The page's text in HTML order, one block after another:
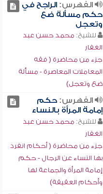
الفهرس:الراجح في
حكم مسألة ضع
وتعجل
للشيخ: محمد حسن عبد
الغفار
جزء من محاضرة ( فقه
المعاملات المعاصرة - مسألة
ضع وتعجل)
الفهرس:حكم
إمامة المرأة بالنساء
للشيخ: محمد حسن عبد
الغفار
جزء من محاضرة ( أحكام انفرد
بها النساء عن الرجال - حكم
إمامة المرأة والجماعة لها
وأحكام العقيقة)